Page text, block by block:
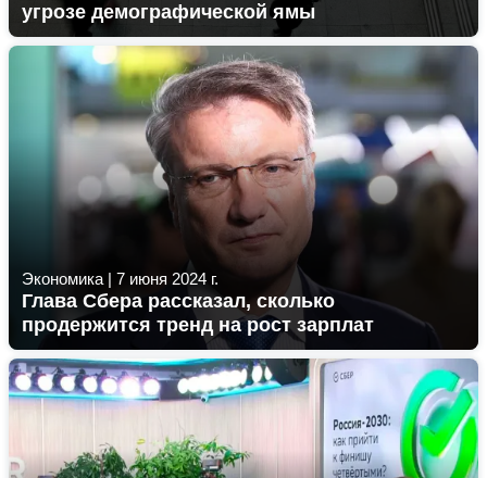
угрозе демографической ямы
Экономика | 7 июня 2024 г.
Глава Сбера рассказал, сколько
продержится тренд на рост зарплат